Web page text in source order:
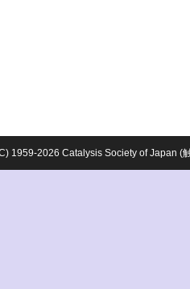
1959-2026 Catalysis Society of Japan (